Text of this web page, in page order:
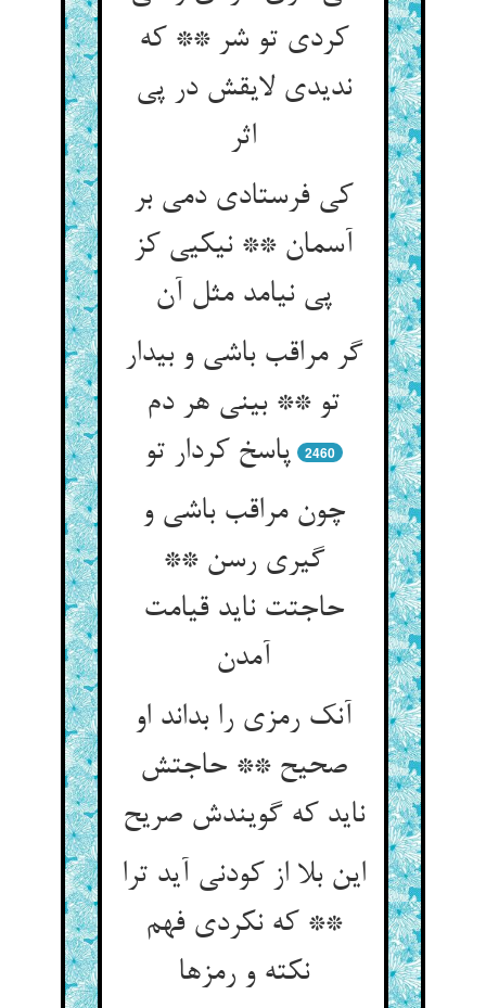
کردی تو شر ** که
ندیدی لایقش در پی
اثر
کی فرستادی دمی بر
آسمان ** نیکیی کز
پی نیامد مثل آن
گر مراقب باشی و بیدار
تو ** بینی هر دم
پاسخ کردار تو
2460
چون مراقب باشی و
گیری رسن **
حاجتت ناید قیامت
آمدن
آنک رمزی را بداند او
صحیح ** حاجتش
ناید که گویندش صریح
این بلا از کودنی آید ترا
** که نکردی فهم
نکته و رمزها